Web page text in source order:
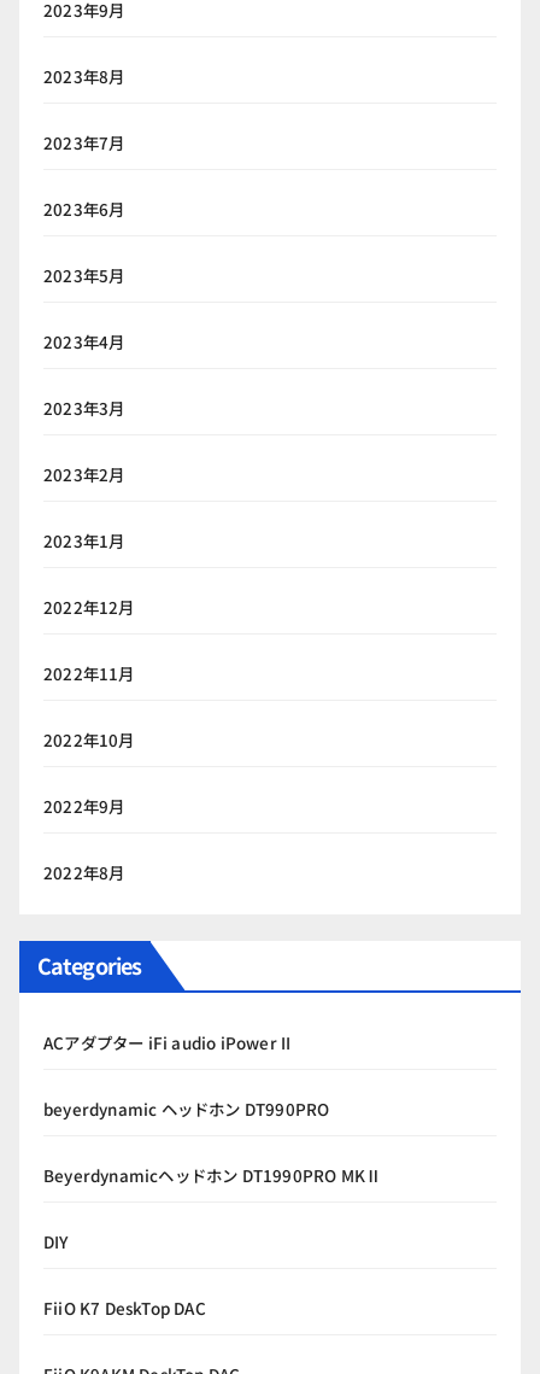
2023年9月
2023年8月
2023年7月
2023年6月
2023年5月
2023年4月
2023年3月
2023年2月
2023年1月
2022年12月
2022年11月
2022年10月
2022年9月
2022年8月
Categories
ACアダプター iFi audio iPower II
beyerdynamic ヘッドホン DT990PRO
Beyerdynamicヘッドホン DT1990PRO MKⅡ
DIY
FiiO K7 DeskTop DAC